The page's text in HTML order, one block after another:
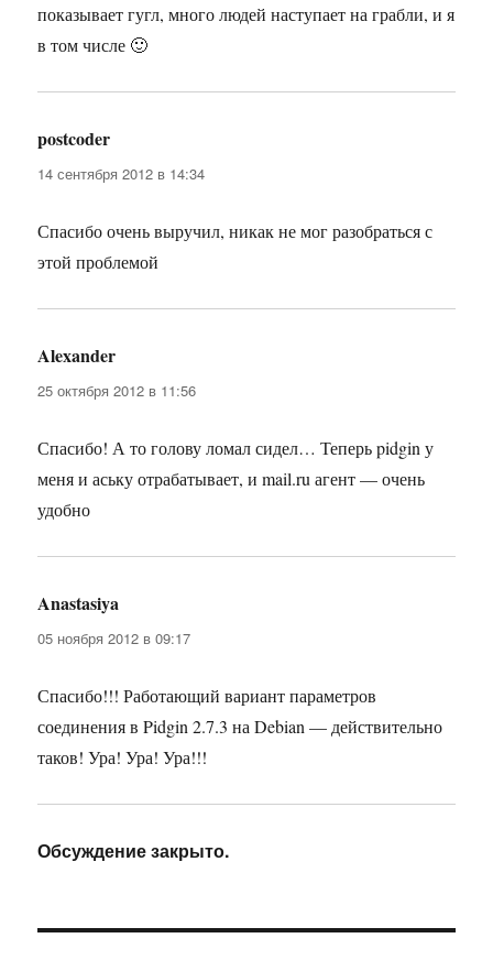
показывает гугл, много людей наступает на грабли, и я
в том числе 🙂
postcoder
14 сентября 2012 в 14:34
Спасибо очень выручил, никак не мог разобраться с
этой проблемой
Alexander
25 октября 2012 в 11:56
Спасибо! А то голову ломал сидел… Теперь pidgin у
меня и аську отрабатывает, и mail.ru агент — очень
удобно
Anastasiya
05 ноября 2012 в 09:17
Спасибо!!! Работающий вариант параметров
соединения в Pidgin 2.7.3 на Debian — действительно
таков! Ура! Ура! Ура!!!
Обсуждение закрыто.